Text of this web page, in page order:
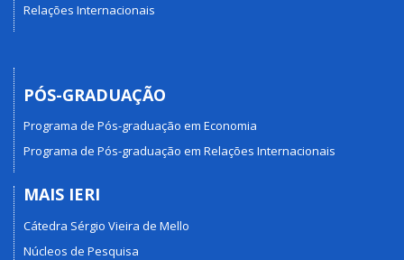
Relações Internacionais
PÓS-GRADUAÇÃO
Programa de Pós-graduação em Economia
Programa de Pós-graduação em Relações Internacionais
MAIS IERI
Cátedra Sérgio Vieira de Mello
Núcleos de Pesquisa